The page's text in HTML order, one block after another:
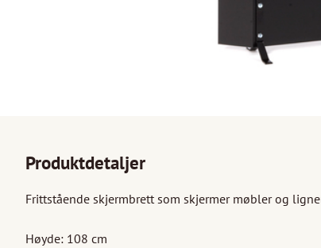
Produktdetaljer
Frittstående skjermbrett som skjermer møbler og
Høyde: 108 cm